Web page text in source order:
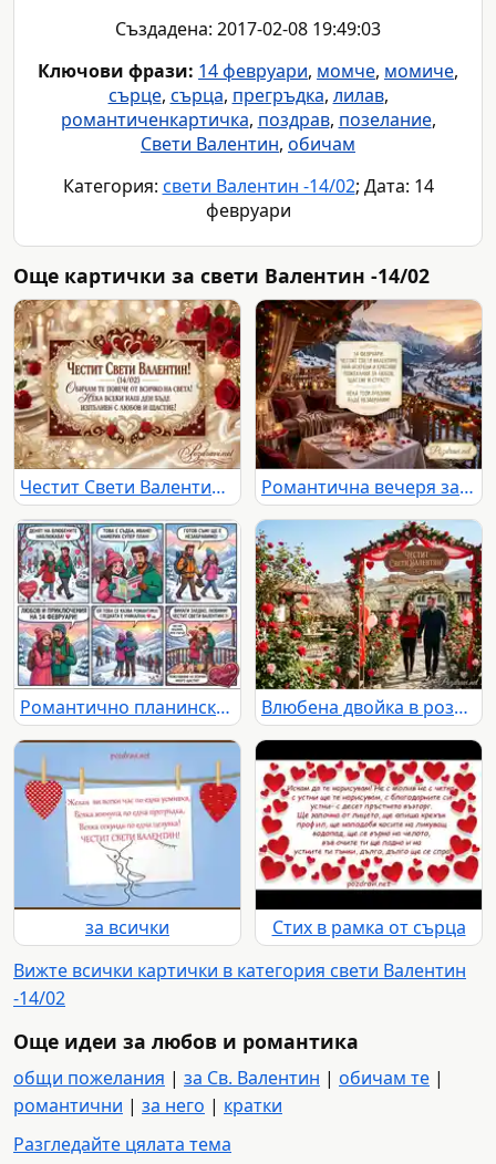
Създадена: 2017-02-08 19:49:03
Ключови фрази: 14 февруари, момче, момиче,
сърце, сърца, прегръдка, лилав,
романтиченкартичка, поздрав, позелание,
Свети Валентин, обичам
Категория: свети Валентин -14/02; Дата: 14
февруари
Още картички за свети Валентин -14/02
Честит Свети Валентин! Романтична картичка с пожелание за любов и щастие, рози и шампанско. Романтична вечеря за Свети Валентин с планински изглед и пожелания за любов и щастие.
Романтично планинско приключение за Свети Валентин: любов, поход и незабравими моменти за влюбена двойка. Влюбена двойка в розова градина под арка за Свети Валентин
за всички
Стих в рамка от сърца
Вижте всички картички в категория свети Валентин
-14/02
Още идеи за любов и романтика
общи пожелания | за Св. Валентин | обичам те |
романтични | за него | кратки
Разгледайте цялата тема